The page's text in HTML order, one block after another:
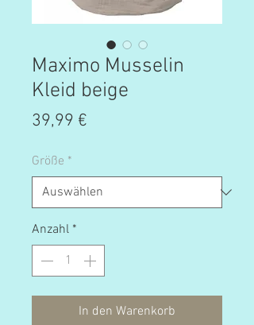
Maximo Musselin
Kleid beige
39,99 €
Größe *
Anzahl *
In den Warenkorb